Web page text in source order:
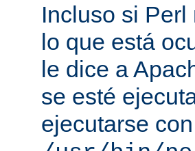
Incluso si
lo que está
le dice a
se esté
ejecutarse